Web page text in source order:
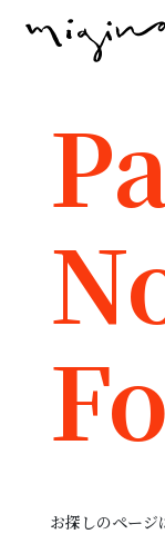
お探しのページ